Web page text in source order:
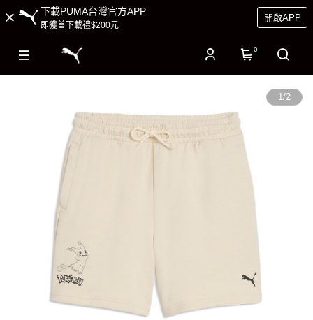
下載PUMA台灣官方APP
即獲首下載禮$200元
開啟APP
0
1/2